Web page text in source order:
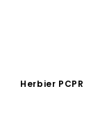
Herbier PCPR